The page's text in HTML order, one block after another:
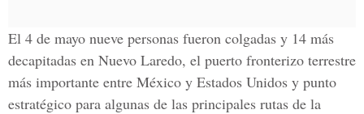
El 4 de mayo nueve personas fueron colgadas y 14 más
decapitadas en Nuevo Laredo, el puerto fronterizo terrestre
más importante entre México y Estados Unidos y punto
estratégico para algunas de las principales rutas de la